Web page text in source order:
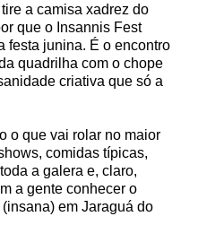
a camisa xadrez do
que o Insannis Fest
festa junina. É o encontro
quadrilha com o chope
criativa que só a
o que vai rolar no maior
comidas típicas,
a galera e, claro,
a gente conhecer o
em Jaraguá do